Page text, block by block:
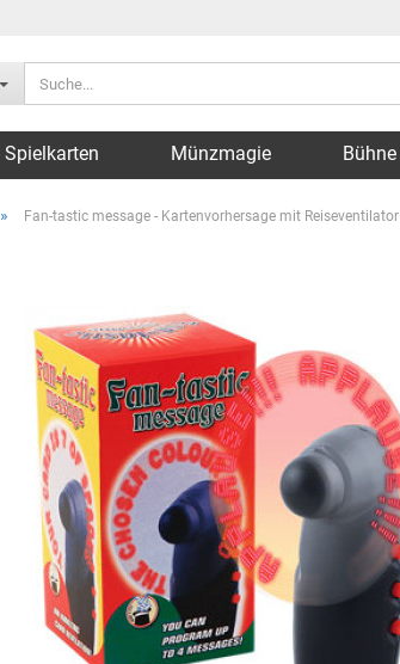
Spielkarten Münzmagie Bühne
» Fan-tastic message - Kartenvorhersage mit Reiseventilator